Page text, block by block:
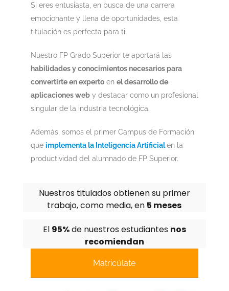
Si eres entusiasta, en busca de una carrera
emocionante y llena de oportunidades, esta
titulación es perfecta para ti
Nuestro FP Grado Superior te aportará las
habilidades y conocimientos necesarios para
convertirte en expertoen el desarrollo de
aplicaciones weby destacar como un profesional
singular de la industria tecnológica.
Además, somos el primer Campus de Formación
que implementa la Inteligencia Artificialen la
productividad del alumnado de FP Superior.
Nuestros titulados obtienen su primer
trabajo, como media, en 5 meses
El 95%de nuestros estudiantes nos
recomiendan
Matricúlate